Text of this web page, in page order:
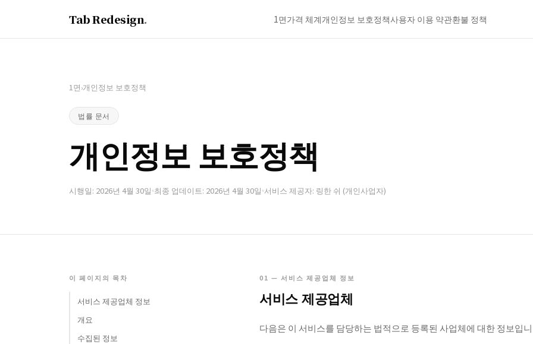
Tab Redesign. 1면가격 체계개인정보 보호정책사용자 이용 약관환불 정책
1면›개인정보 보호정책
법률 문서
개인정보 보호정책
시행일: 2026년 4월 30일 최종 업데이트: 2026년 4월 30일 서비스 제공자: 링한 쉬 (개인사업자)
이 페이지의 목차
서비스 제공업체 정보
개요
수집된 정보
01 — 서비스 제공업체 정보
서비스 제공업체
다음은 이 서비스를 담당하는 법적으로 등록된 사업체에 대한 정보입